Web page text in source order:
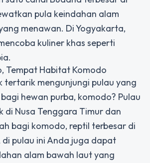
pula keindahan alam
menawan. Di Yogyakarta,
kuliner khas seperti
Tempat Habitat Komodo
tertarik mengunjungi pulau yang
hewan purba, komodo? Pulau
di Nusa Tenggara Timur dan
bagi komodo, reptil terbesar di
di pulau ini Anda juga dapat
alam bawah laut yang